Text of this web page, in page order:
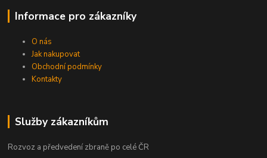
Informace pro zákazníky
O nás
Jak nakupovat
Obchodní podmínky
Kontakty
Služby zákazníkům
Rozvoz a předvedení zbraně po celé ČR